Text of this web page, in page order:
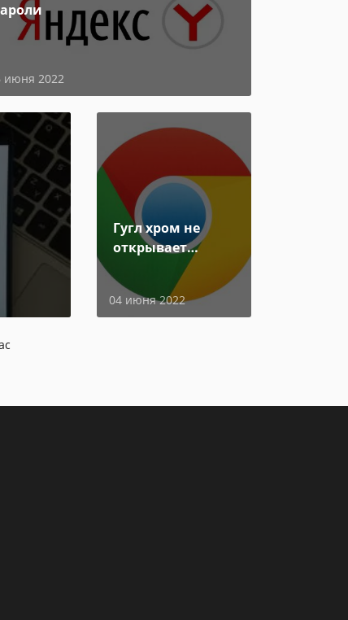
июня 2022
Гугл хром не
открывает
04 июня 2022